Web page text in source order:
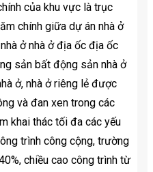
của khu vực là trục
chính giữa dự án nhà ở
ở nhà ở địa ốc địa ốc
sản bất động sản nhà ở
ở, nhà ở riêng lẻ được
và đan xen trong các
khai thác tối đa các yếu
trình công cộng, trường
chiều cao công trình từ